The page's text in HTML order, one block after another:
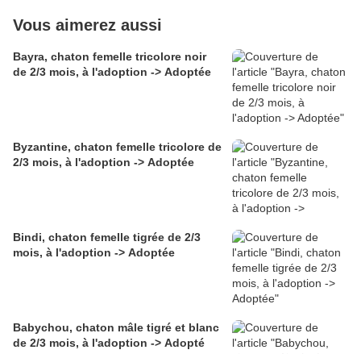
Vous aimerez aussi
Bayra, chaton femelle tricolore noir
de 2/3 mois, à l'adoption -> Adoptée
Byzantine, chaton femelle tricolore de
2/3 mois, à l'adoption -> Adoptée
Bindi, chaton femelle tigrée de 2/3
mois, à l'adoption -> Adoptée
Babychou, chaton mâle tigré et blanc
de 2/3 mois, à l'adoption -> Adopté